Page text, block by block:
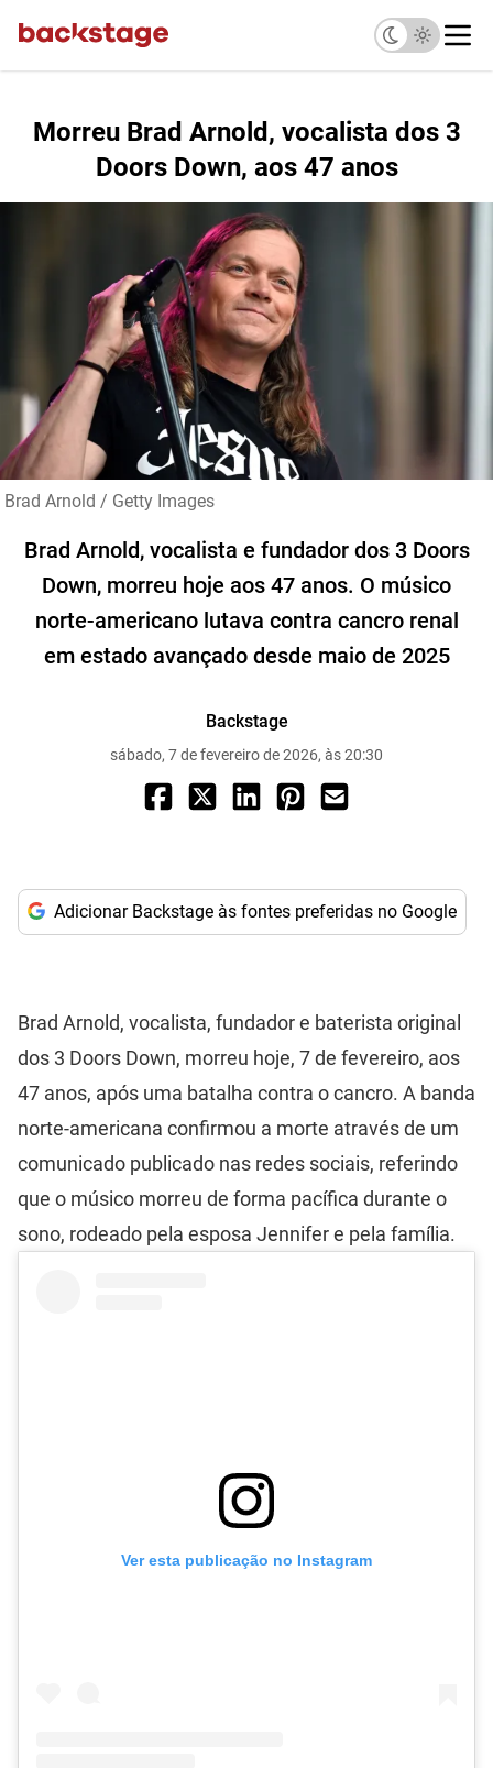
Morreu Brad Arnold, vocalista dos 3
Doors Down, aos 47 anos
Brad Arnold / Getty Images
Brad Arnold, vocalista e fundador dos 3 Doors
Down, morreu hoje aos 47 anos. O músico
norte-americano lutava contra cancro renal
em estado avançado desde maio de 2025
Backstage
sábado, 7 de fevereiro de 2026, às 20:30
Adicionar Backstage às fontes preferidas no Google
Brad Arnold, vocalista, fundador e baterista original
dos 3 Doors Down, morreu hoje, 7 de fevereiro, aos
47 anos, após uma batalha contra o cancro. A banda
norte-americana confirmou a morte através de um
comunicado publicado nas redes sociais, referindo
que o músico morreu de forma pacífica durante o
sono, rodeado pela esposa Jennifer e pela família.
Ver esta publicação no Instagram